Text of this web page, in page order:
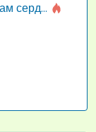
1552 – Где сокровище наше – там сердце, там помышления